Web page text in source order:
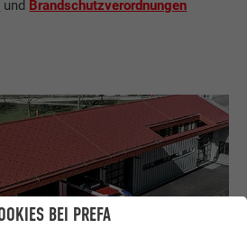
und Brandschutzverordnungen
BEI PREFA